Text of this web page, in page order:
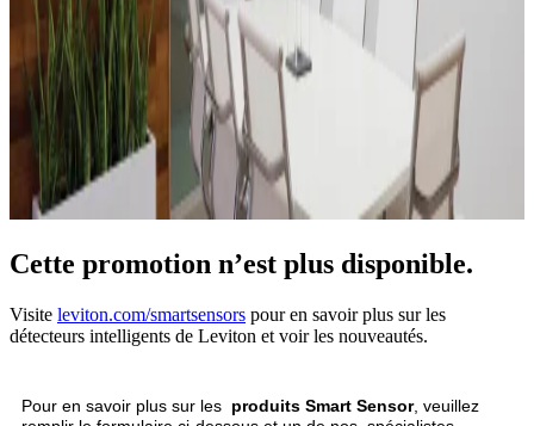
Cette promotion n’est plus disponible.
Visite leviton.com/smartsensors pour en savoir plus sur les
détecteurs intelligents de Leviton et voir les nouveautés.
Pour en savoir plus sur les produits Smart Sensor, veuillez